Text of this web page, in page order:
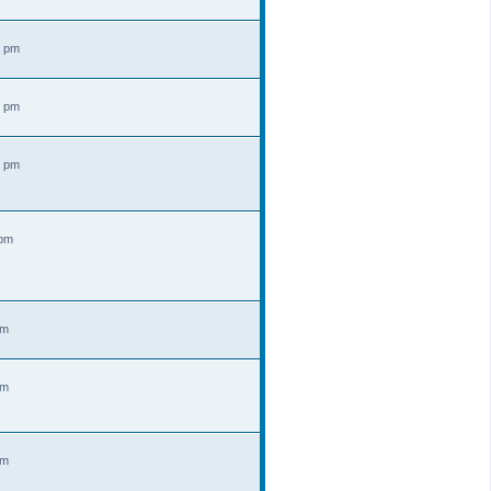
pm
pm
pm